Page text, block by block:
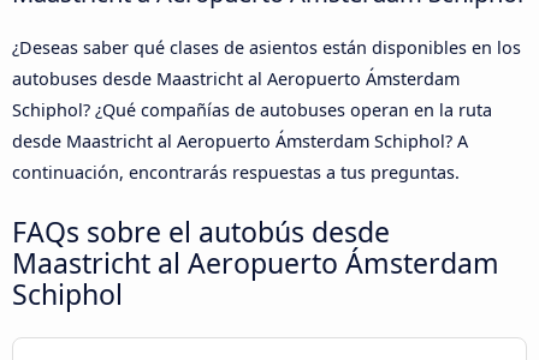
¿Deseas saber qué clases de asientos están disponibles en los
autobuses desde Maastricht al Aeropuerto Ámsterdam
Schiphol? ¿Qué compañías de autobuses operan en la ruta
desde Maastricht al Aeropuerto Ámsterdam Schiphol? A
continuación, encontrarás respuestas a tus preguntas.
FAQs sobre el autobús desde
Maastricht al Aeropuerto Ámsterdam
Schiphol